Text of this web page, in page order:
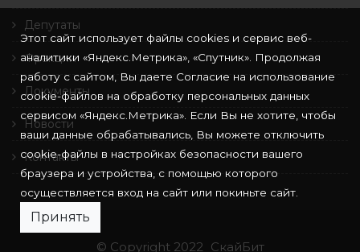
Депутаты
Фракции
Документы
Новости
Контакты
© Copyright 2022 СкайБит
Этот сайт использует файлы cookies и сервис веб-
аналитики «Яндекс.Метрика», «Спутник». Продолжая
работу с сайтом, Вы даете Согласие на использование
cookie-файлов на обработку персональных данных
сервисом «Яндекс.Метрика». Если Вы не хотите, чтобы
ваши данные обрабатывались, Вы можете отключить
cookie-файлы в настройках безопасности вашего
браузера и устройства, с помощью которого
осуществляется вход на сайт или покиньте сайт.
Принять